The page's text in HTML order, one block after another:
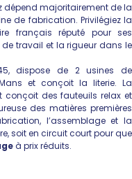
majoritairement de la
de fabrication. Privilégiez la
français réputé pour ses
travail et la rigueur dans le
dispose de 2 usines de
et conçoit la literie. La
conçoit des fauteuils relax et
des matières premières
l’assemblage et la
soit en circuit court pour que
à prix réduits.